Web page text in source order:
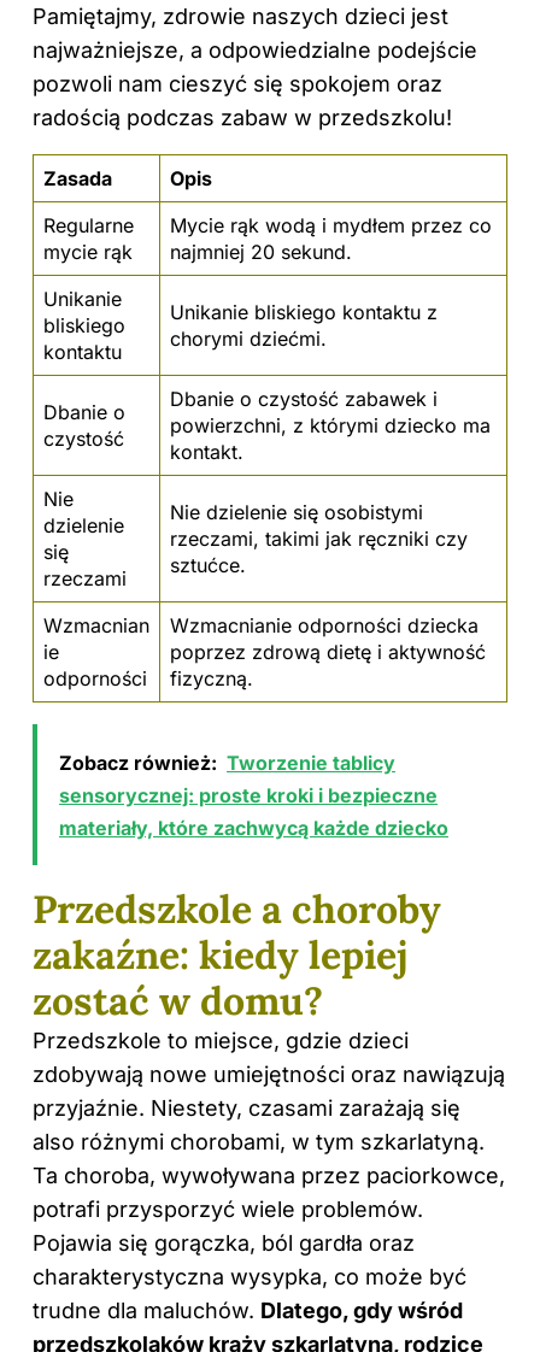
Pamiętajmy, zdrowie naszych dzieci jest
najważniejsze, a odpowiedzialne podejście
pozwoli nam cieszyć się spokojem oraz
radością podczas zabaw w przedszkolu!
Zasada
Opis
Regularne
mycie rąk
Mycie rąk wodą i mydłem przez co
najmniej 20 sekund.
Unikanie
bliskiego
kontaktu
Unikanie bliskiego kontaktu z
chorymi dziećmi.
Dbanie o
czystość
Dbanie o czystość zabawek i
powierzchni, z którymi dziecko ma
kontakt.
Nie
dzielenie
się
rzeczami
Nie dzielenie się osobistymi
rzeczami, takimi jak ręczniki czy
sztućce.
Wzmacnian
ie
odporności
Wzmacnianie odporności dziecka
poprzez zdrową dietę i aktywność
fizyczną.
Zobacz również: Tworzenie tablicy
sensorycznej: proste kroki i bezpieczne
materiały, które zachwycą każde dziecko
Przedszkole a choroby
zakaźne: kiedy lepiej
zostać w domu?
Przedszkole to miejsce, gdzie dzieci
zdobywają nowe umiejętności oraz nawiązują
przyjaźnie. Niestety, czasami zarażają się
also różnymi chorobami, w tym szkarlatyną.
Ta choroba, wywoływana przez paciorkowce,
potrafi przysporzyć wiele problemów.
Pojawia się gorączka, ból gardła oraz
charakterystyczna wysypka, co może być
trudne dla maluchów. Dlatego, gdy wśród
przedszkolaków krąży szkarlatyna, rodzice